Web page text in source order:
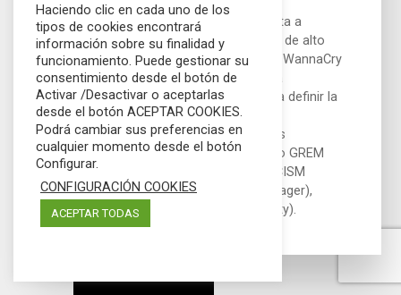
Vitor fue el responsable de respuesta a
incidentes en varias organizaciones de alto
perfil afectadas por las infecciones WannaCry
y Nyetya / NotPetya, lo que ayudó a
determinar la extensión del daño y a definir la
ruta de recuperación.
Vitor posee múltiples certificaciones
relacionadas con la seguridad como GREM
(GIAC Reverse Engineer Malware), CISM
(Certified Information Security Manager),
MITS (Master IT Specialist – Security).
Haciendo clic en cada uno de los
tipos de cookies encontrará
información sobre su finalidad y
funcionamiento. Puede gestionar su
consentimiento desde el botón de
Activar /Desactivar o aceptarlas
desde el botón ACEPTAR COOKIES.
Podrá cambiar sus preferencias en
cualquier momento desde el botón
Configurar.
CONFIGURACIÓN COOKIES
ACEPTAR TODAS